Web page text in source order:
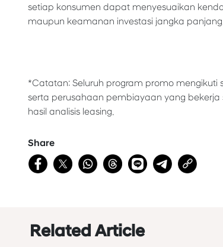
setiap konsumen dapat menyesuaikan
maupun keamanan investasi jangka
*Catatan: Seluruh program promo
serta perusahaan pembiayaan yang
hasil analisis leasing.
Share
Related Article